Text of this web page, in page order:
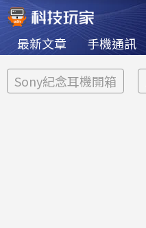
最新文章 手機通訊
Sony紀念耳機開箱